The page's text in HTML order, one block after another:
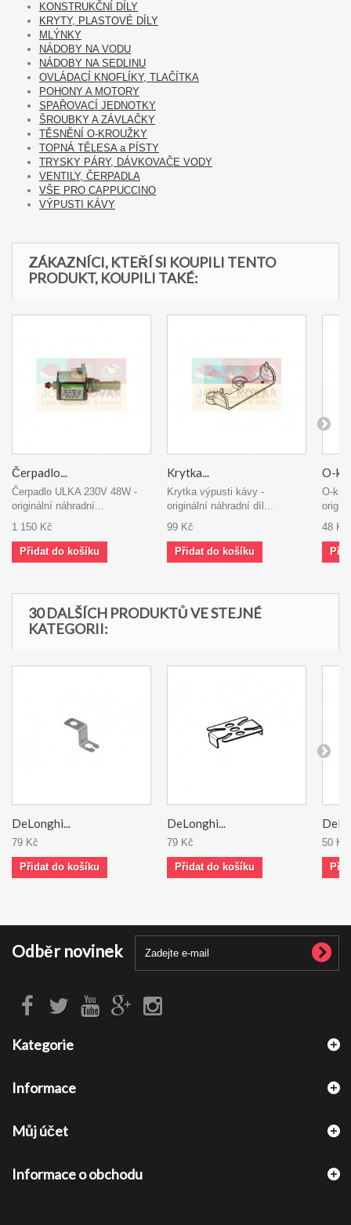
KONSTRUKČNÍ DÍLY
KRYTY, PLASTOVÉ DÍLY
MLÝNKY
NÁDOBY NA VODU
NÁDOBY NA SEDLINU
OVLÁDACÍ KNOFLÍKY, TLAČÍTKA
POHONY A MOTORY
SPAŘOVACÍ JEDNOTKY
ŠROUBKY A ZÁVLAČKY
TĚSNĚNÍ O-KROUŽKY
TOPNÁ TĚLESA a PÍSTY
TRYSKY PÁRY, DÁVKOVAČE VODY
VENTILY, ČERPADLA
VŠE PRO CAPPUCCINO
VÝPUSTI KÁVY
ZÁKAZNÍCI, KTEŘÍ SI KOUPILI TENTO
PRODUKT, KOUPILI TAKÉ:
Čerpadlo...
Čerpadlo ULKA 230V 48W -
originální náhradní...
1 150 Kč
Přidat do košíku
Krytka...
Krytka výpusti kávy -
originální náhradní díl...
99 Kč
Přidat do košíku
O-
O-
48 Kč
30 DALŠÍCH PRODUKTŮ VE STEJNÉ
KATEGORII:
DeLonghi...
79 Kč
Přidat do košíku
DeLonghi...
79 Kč
Přidat do košíku
50 Kč
Odběr novinek
Kategorie
Informace
Můj účet
Informace o obchodu